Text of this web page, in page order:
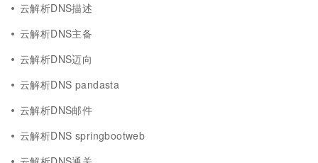
云解析DNS描述
云解析DNS主备
云解析DNS迈向
云解析DNS pandasta
云解析DNS邮件
云解析DNS springbootweb